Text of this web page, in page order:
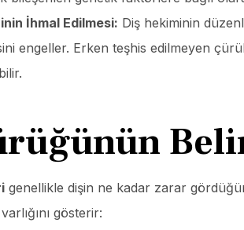
İhmal Edilmesi: Diş hekiminin
engeller. Erken teşhis edilmeyen
genellikle dişin ne kadar zarar
gösterir: